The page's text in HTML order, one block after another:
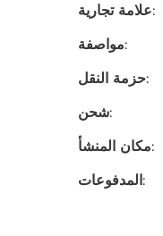
علامة تجارية:
مواصفة:
حزمة النقل:
شحن:
مكان المنشأ:
المدفوعات: